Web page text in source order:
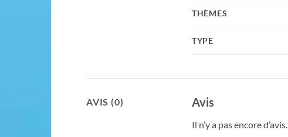
THÈMES
TYPE
AVIS (0) Avis
Il n’y a pas encore d’avis.